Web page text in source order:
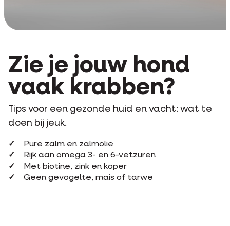
Zie je jouw hond
vaak krabben?
Tips voor een gezonde huid en vacht: wat te
doen bij jeuk.
Pure zalm en zalmolie
Rijk aan omega 3- en 6-vetzuren
Met biotine, zink en koper
Geen gevogelte, mais of tarwe